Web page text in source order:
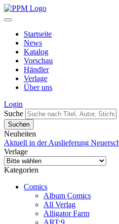
Startseite
News
Katalog
Vorschau
Händler
Verlage
Über uns
Login
Suche
Neuheiten
Aktuell in der Auslieferung
Verlage
Kategorien
Comics
Album Comics
All Verlag
Alligator Farm
ART:9